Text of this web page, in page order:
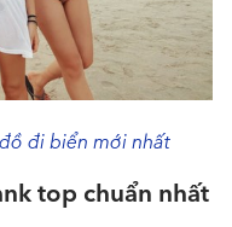
đi biển mới nhất
top chuẩn nhất